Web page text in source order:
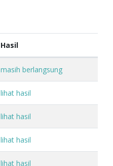
Hasil
masih berlangsung
lihat hasil
lihat hasil
lihat hasil
lihat hasil